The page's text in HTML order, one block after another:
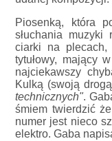
Piosenką, która
słuchania muzyki
ciarki na plecach,
tytułowy, mający
najciekawszy
Kulką (swoją
technicznych".
śmiem twierdzić
numer jest nieco
elektro. Gaba